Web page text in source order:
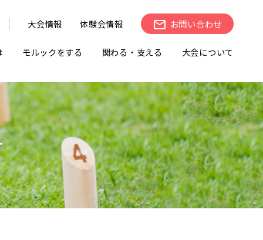
大会情報 体験会情報 お問い合わせ
モルックをする 関わる・支える 大会について